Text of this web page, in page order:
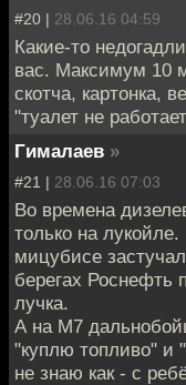
#20 | 28.06.16 04:59
Какие-то
вас. Максимум 10
скотча, картонка,
"туалет не
Гималаев »
#21 | 28.06.16 07:03
Во времена
только на
мицубисе
берегах Роснефть
лучка.
А на М7
"куплю топливо" и
не знаю как - с